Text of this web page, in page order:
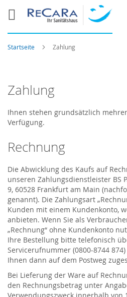
Startseite Zahlung
Zahlung
Ihnen stehen grundsätzlich
Verfügung.
Rechnung
Die Abwicklung des Kaufs auf
unseren Zahlungsdienstleister BS
9, 60528 Frankfurt am Main
genannt). Die Zahlungsart
Kunden mit einem Kundenkonto,
anbieten. Wenn Sie als
„Rechnung“ ohne Kundenkonto
Ihre Bestellung bitte telefonisch
Servicerufnummer (0800-8744
Ihnen dann auf dem Postweg
Bei Lieferung der Ware auf
den Rechnungsbetrag unter